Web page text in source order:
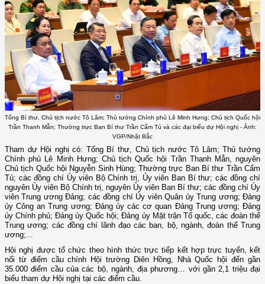
Tổng Bí thư, Chủ tịch nước Tô Lâm; Thủ tướng Chính phủ Lê Minh Hưng; Chủ tịch Quốc hội
Trần Thanh Mẫn; Thường trực Ban Bí thư Trần Cẩm Tú và các đại biểu dự Hội nghị - Ảnh:
VGP/Nhật Bắc
Tham dự Hội nghị có: Tổng Bí thư, Chủ tịch nước Tô Lâm; Thủ tướng
Chính phủ Lê Minh Hưng; Chủ tịch Quốc hội Trần Thanh Mẫn, nguyên
Chủ tịch Quốc hội Nguyễn Sinh Hùng; Thường trực Ban Bí thư Trần Cẩm
Tú; các đồng chí Ủy viên Bộ Chính trị, Ủy viên Ban Bí thư; các đồng chí
nguyên Ủy viên Bộ Chính trị, nguyên Ủy viên Ban Bí thư; các đồng chí Ủy
viên Trung ương Đảng; các đồng chí Ủy viên Quân ủy Trung ương; Đảng
ủy Công an Trung ương; Đảng ủy các cơ quan Đảng Trung ương; Đảng
ủy Chính phủ; Đảng ủy Quốc hội; Đảng ủy Mặt trận Tổ quốc, các đoàn thể
Trung ương; các đồng chí lãnh đạo các ban, bộ, ngành, đoàn thể Trung
ương;...
Hội nghị được tổ chức theo hình thức trực tiếp kết hợp trực tuyến, kết
nối từ điểm cầu chính Hội trường Diên Hồng, Nhà Quốc hội đến gần
35.000 điểm cầu của các bộ, ngành, địa phương… với gần 2,1 triệu đại
biểu tham dự Hội nghị tại các điểm cầu.